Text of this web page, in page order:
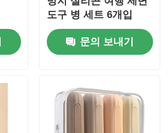
도구 병 세트 6개입
BPA 프리
문의 보내기